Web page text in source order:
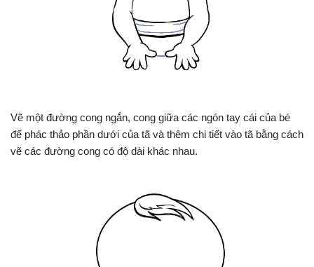
Vẽ một đường cong ngắn, cong giữa các ngón tay cái của bé
để phác thảo phần dưới của tã và thêm chi tiết vào tã bằng cách
vẽ các đường cong có độ dài khác nhau.